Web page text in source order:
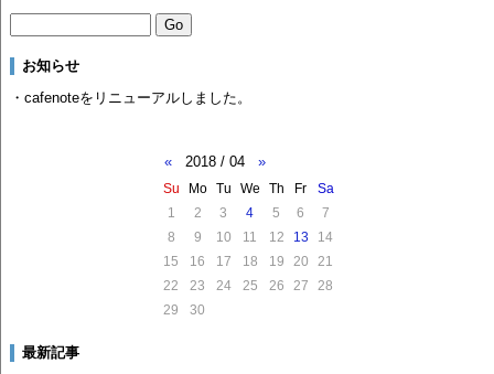
お知らせ
・cafenoteをリニューアルしました。
« 2018 / 04 »
Su Mo Tu We Th Fr
Sa
1
2 3 4 5 6
7
8
9 10 11 12 13
14
15
16 17 18 19 20
21
22
23 24 25 26 27
28
29
30
最新記事